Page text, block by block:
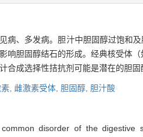
病、多发病。胆汁中胆固醇过饱和
响胆固醇结石的形成。经典核受体
合成选择性拮抗剂可能是潜在的胆
, 雌激素受体, 胆固醇, 胆汁酸
disorder of the digestive